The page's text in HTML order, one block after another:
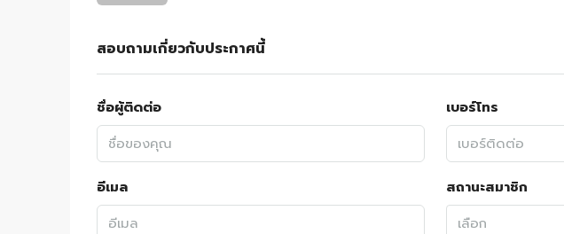
สอบถามเกี่ยวกับประกาศนี้
ชื่อผู้ติดต่อ เบอร์โทร
อีเมล
สถานะสมาชิก
เลือก